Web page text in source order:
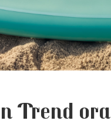
Trend ora